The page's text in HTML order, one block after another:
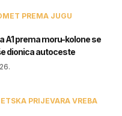
PREMA JUGU
A1 prema moru-kolone se
dionica autoceste
PRIJEVARA VREBA